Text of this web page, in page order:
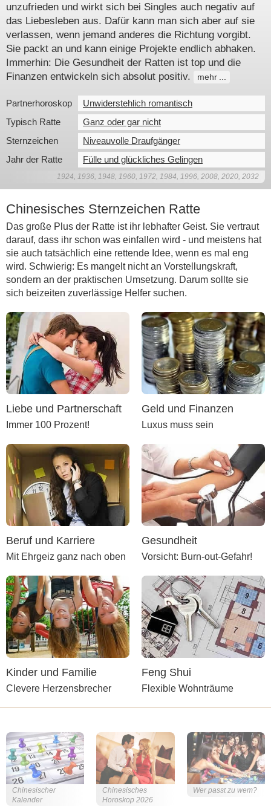
unzufrieden und wirkt sich bei Singles auch negativ auf
das Liebesleben aus. Dafür kann man sich aber auf sie
verlassen, wenn jemand anderes die Richtung vorgibt.
Sie packt an und kann einige Projekte endlich abhaken.
Immerhin: Die Gesundheit der Ratten ist top und die
Finanzen entwickeln sich absolut positiv.
mehr
Partnerhoroskop
Unwiderstehlich romantisch
Typisch Ratte
Ganz oder gar nicht
Sternzeichen
Niveauvolle Draufgänger
Jahr der Ratte
Fülle und glückliches Gelingen
1924, 1936, 1948, 1960, 1972, 1984, 1996, 2008, 2020, 2032
Chinesisches Sternzeichen Ratte
Das große Plus der Ratte ist ihr lebhafter Geist. Sie vertraut
darauf, dass ihr schon was einfallen wird - und meistens hat
sie auch tatsächlich eine rettende Idee, wenn es mal eng
wird. Schwierig: Es mangelt nicht an Vorstellungskraft,
sondern an der praktischen Umsetzung. Darum sollte sie
sich beizeiten zuverlässige Helfer suchen.
Liebe und Partnerschaft
Immer 100 Prozent!
Geld und Finanzen
Luxus muss sein
Beruf und Karriere
Mit Ehrgeiz ganz nach oben
Gesundheit
Vorsicht: Burn-out-Gefahr!
Kinder und Familie
Clevere Herzensbrecher
Feng Shui
Flexible Wohnträume
Chinesischer
Kalender
Chinesisches
Horoskop 2026
Wer passt zu wem?